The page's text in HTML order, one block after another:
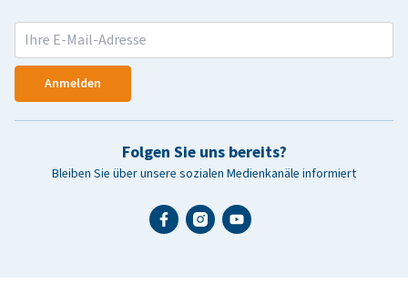
Anmelden
Folgen Sie uns bereits?
Bleiben Sie über unsere sozialen Medienkanäle informiert